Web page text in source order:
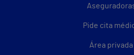
Pide cita
Área privada